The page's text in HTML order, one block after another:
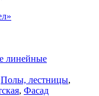
линейные
Полы, лестницы,
, Фасад